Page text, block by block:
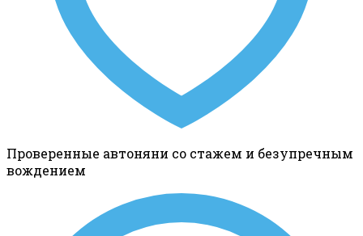
Проверенные автоняни со стажем и безупречным
вождением